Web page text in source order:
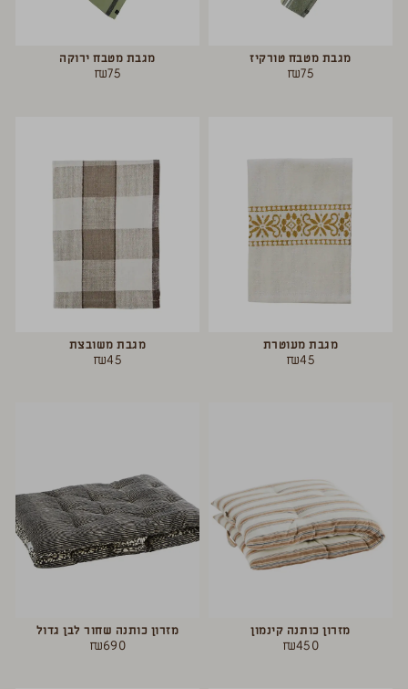
מגבת מטבח טורקיז
₪75
מגבת מטבח ירוקה
₪75
מגבת מעוטרת
₪45
מגבת משובצת
₪45
מזרון כותנה קינמון
₪450
מזרון כותנה שחור לבן גדול
₪690